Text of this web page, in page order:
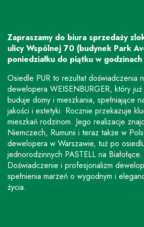
Zapraszamy do biura sprzedaży
ulicy Wspólnej 70 (budynek Park
poniedziałku do piątku w godzinach
Osiedle PUR to rezultat doświadczenia
dewelopera WEISENBURGER, który
buduje domy i mieszkania, spełniające
jakości i estetyki. Rocznie przekazuje
mieszkań rodzinom. Jego realizacje
Niemczech, Rumunii i teraz także w
dewelopera w Warszawie, tuż po
jednorodzinnych PASTELL na Białołęce.
Doświadczenie i profesjonalizm
spełnienia marzeń o wygodnym i
życia.